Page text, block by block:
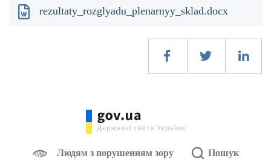
rezultaty_rozglyadu_plenarnyy_sklad.docx
Людям з порушенням зору Пошук